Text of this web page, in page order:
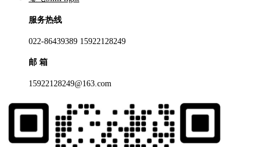
服务热线
022-86439389 15922128249
邮 箱
15922128249@163.com